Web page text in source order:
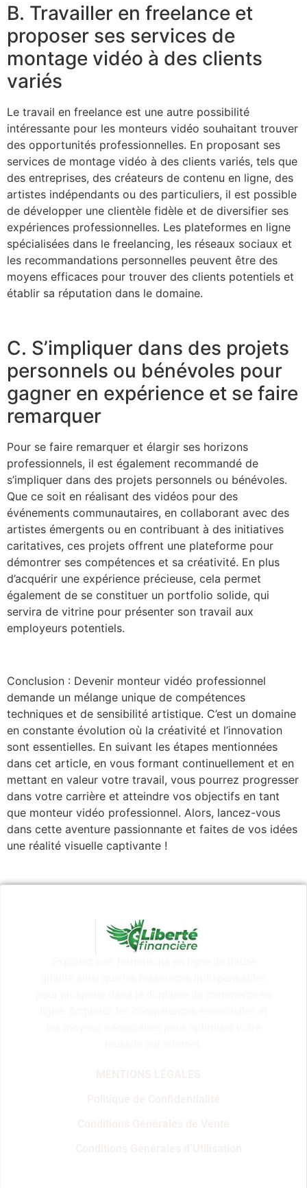
B. Travailler en freelance et
proposer ses services de
montage vidéo à des clients
variés
Le travail en freelance est une autre possibilité
intéressante pour les monteurs vidéo souhaitant trouver
des opportunités professionnelles. En proposant ses
services de montage vidéo à des clients variés, tels que
des entreprises, des créateurs de contenu en ligne, des
artistes indépendants ou des particuliers, il est possible
de développer une clientèle fidèle et de diversifier ses
expériences professionnelles. Les plateformes en ligne
spécialisées dans le freelancing, les réseaux sociaux et
les recommandations personnelles peuvent être des
moyens efficaces pour trouver des clients potentiels et
établir sa réputation dans le domaine.
C. S’impliquer dans des projets
personnels ou bénévoles pour
gagner en expérience et se faire
remarquer
Pour se faire remarquer et élargir ses horizons
professionnels, il est également recommandé de
s’impliquer dans des projets personnels ou bénévoles.
Que ce soit en réalisant des vidéos pour des
événements communautaires, en collaborant avec des
artistes émergents ou en contribuant à des initiatives
caritatives, ces projets offrent une plateforme pour
démontrer ses compétences et sa créativité. En plus
d’acquérir une expérience précieuse, cela permet
également de se constituer un portfolio solide, qui
servira de vitrine pour présenter son travail aux
employeurs potentiels.
Conclusion : Devenir monteur vidéo professionnel
demande un mélange unique de compétences
techniques et de sensibilité artistique. C’est un domaine
en constante évolution où la créativité et l’innovation
sont essentielles. En suivant les étapes mentionnées
dans cet article, en vous formant continuellement et en
mettant en valeur votre travail, vous pourrez progresser
dans votre carrière et atteindre vos objectifs en tant
que monteur vidéo professionnel. Alors, lancez-vous
dans cette aventure passionnante et faites de vos idées
une réalité visuelle captivante !